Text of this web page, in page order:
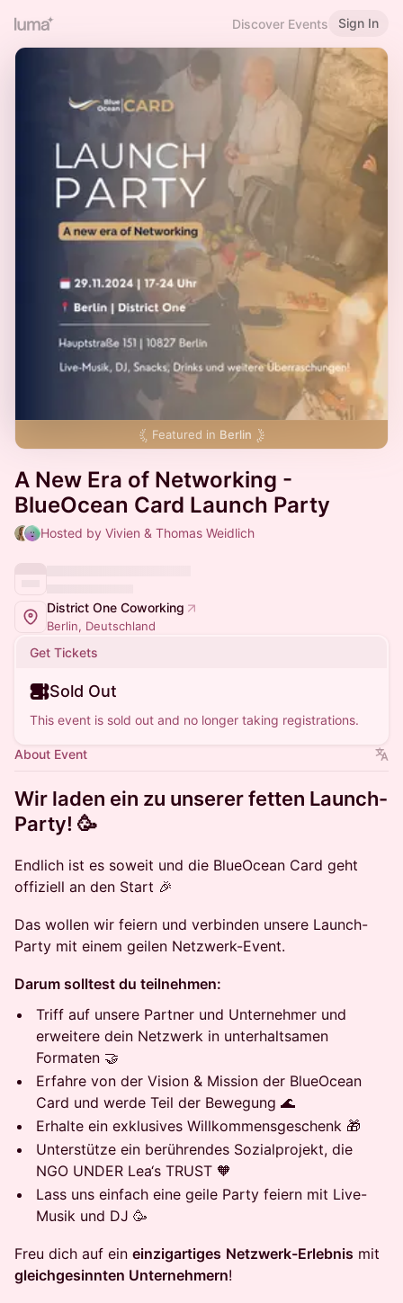
Discover Events Sign In
Featured in Berlin
A New Era of Networking -
BlueOcean Card Launch Party
Hosted by Vivien & Thomas Weidlich
District One Coworking
Berlin, Deutschland
Get Tickets
Sold Out
This event is sold out and no longer taking registrations.
About Event
Wir laden ein zu unserer fetten Launch-
Party! 🥳
Endlich ist es soweit und die BlueOcean Card geht
offiziell an den Start 🎉
Das wollen wir feiern und verbinden unsere Launch-
Party mit einem geilen Netzwerk-Event.
Darum solltest du teilnehmen:
Triff auf unsere Partner und Unternehmer und
erweitere dein Netzwerk in unterhaltsamen
Formaten 🤝
Erfahre von der Vision & Mission der BlueOcean
Card und werde Teil der Bewegung 🌊
Erhalte ein exklusives Willkommensgeschenk 🎁
Unterstütze ein berührendes Sozialprojekt, die
NGO UNDER Lea‘s TRUST 🧡
Lass uns einfach eine geile Party feiern mit Live-
Musik und DJ 🥳
Freu dich auf ein einzigartiges Netzwerk-Erlebnis mit
gleichgesinnten Unternehmern!